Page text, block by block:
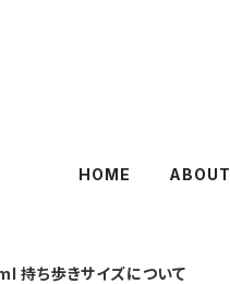
HOME ABOUT
持ち歩きサイズについて